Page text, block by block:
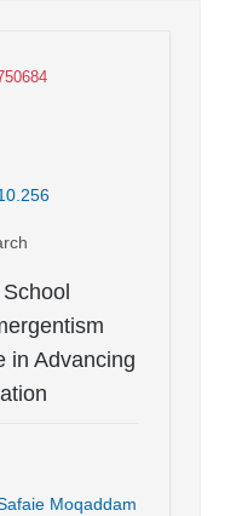
in Advancing
Moqaddam